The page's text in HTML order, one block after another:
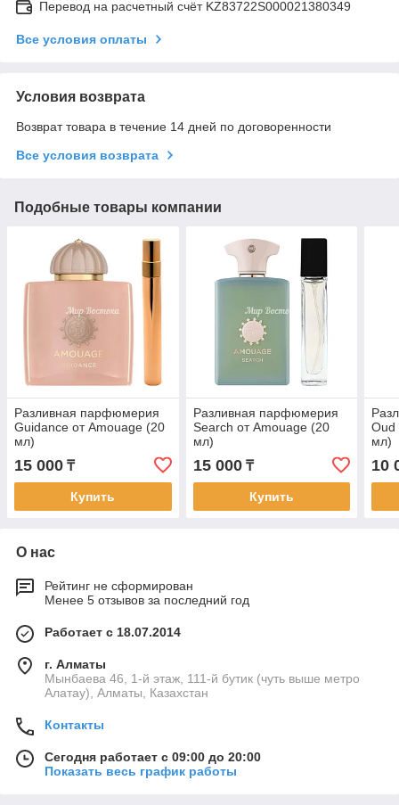
Перевод на расчетный счёт KZ83722S000021380349
Все условия оплаты
Условия возврата
Возврат товара в течение 14 дней по договоренности
Все условия возврата
Подобные товары компании
Разливная парфюмерия
Guidance от Amouage (20
мл)
15 000 ₸
Купить
Разливная парфюмерия
Search от Amouage (20
мл)
15 000₸
Купить
Oud
мл)
10
О нас
Рейтинг не сформирован
Менее 5 отзывов за последний год
Работает с 18.07.2014
г. Алматы
Мынбаева 46, 1-й этаж, 111-й бутик (чуть выше метро
Алатау), Алматы, Казахстан
Контакты
Сегодня работает с 09:00 до 20:00
Показать весь график работы